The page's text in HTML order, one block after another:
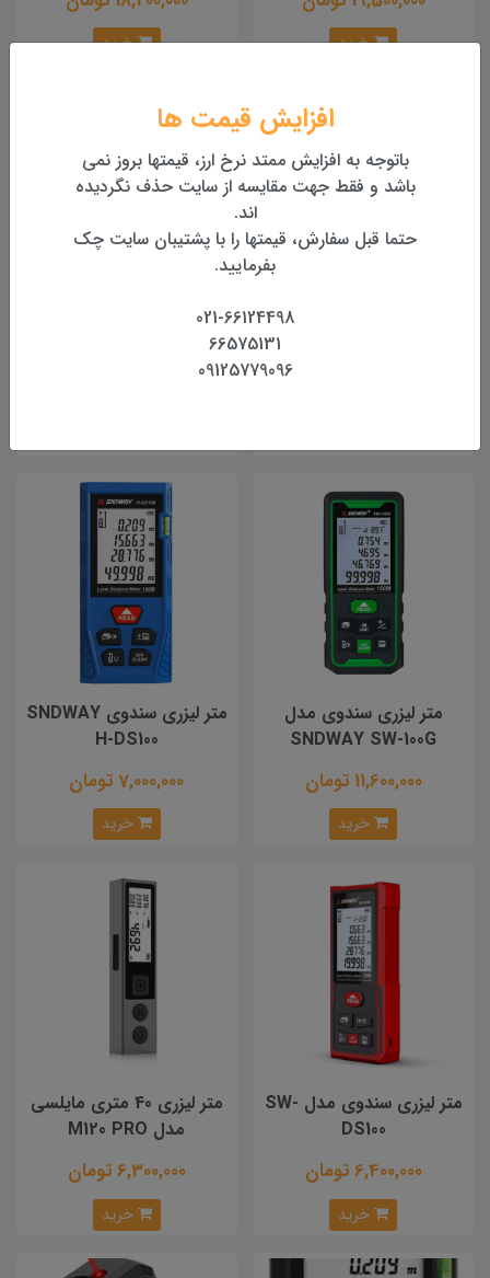
خرید خرید
متر لیزری سندوی SNDWAY
متر لیزری سندوی مدل
SNDWAY SW-100G
11,600,000 تومان
خرید
متر لیزری سندوی SNDWAY
H-DS100
7,000,000 تومان
خرید
متر لیزری سندوی مدل SW-
DS100
6,400,000 تومان
خرید
متر لیزری 40 متری مایلسی
مدل M120 PRO
6,300,000 تومان
خرید
افزایش قیمت ها
باتوجه به افزایش ممتد نرخ ارز، قیمتها بروز نمی
باشد و فقط جهت مقایسه از سایت حذف نگردیده
اند.
حتما قبل سفارش، قیمتها را با پشتیبان سایت چک
بفرمایید.
021-66124498
66575131
09125779096